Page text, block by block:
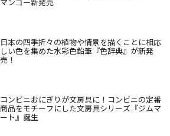
日本の四季折々の植物や情景を描くことに相応
しい色を集めた水彩色鉛筆『色辞典』が新発
売！
コンビニおにぎりが文房具に！コンビニの定番
商品をモチーフにした文房具シリーズ『ジムマ
ート』誕生